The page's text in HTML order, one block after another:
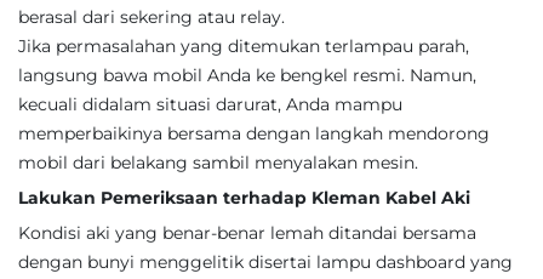
berasal dari sekering atau relay.
Jika permasalahan yang ditemukan terlampau parah,
langsung bawa mobil Anda ke bengkel resmi. Namun,
kecuali didalam situasi darurat, Anda mampu
memperbaikinya bersama dengan langkah mendorong
mobil dari belakang sambil menyalakan mesin.
Lakukan Pemeriksaan terhadap Kleman Kabel Aki
Kondisi aki yang benar-benar lemah ditandai bersama
dengan bunyi menggelitik disertai lampu dashboard yang